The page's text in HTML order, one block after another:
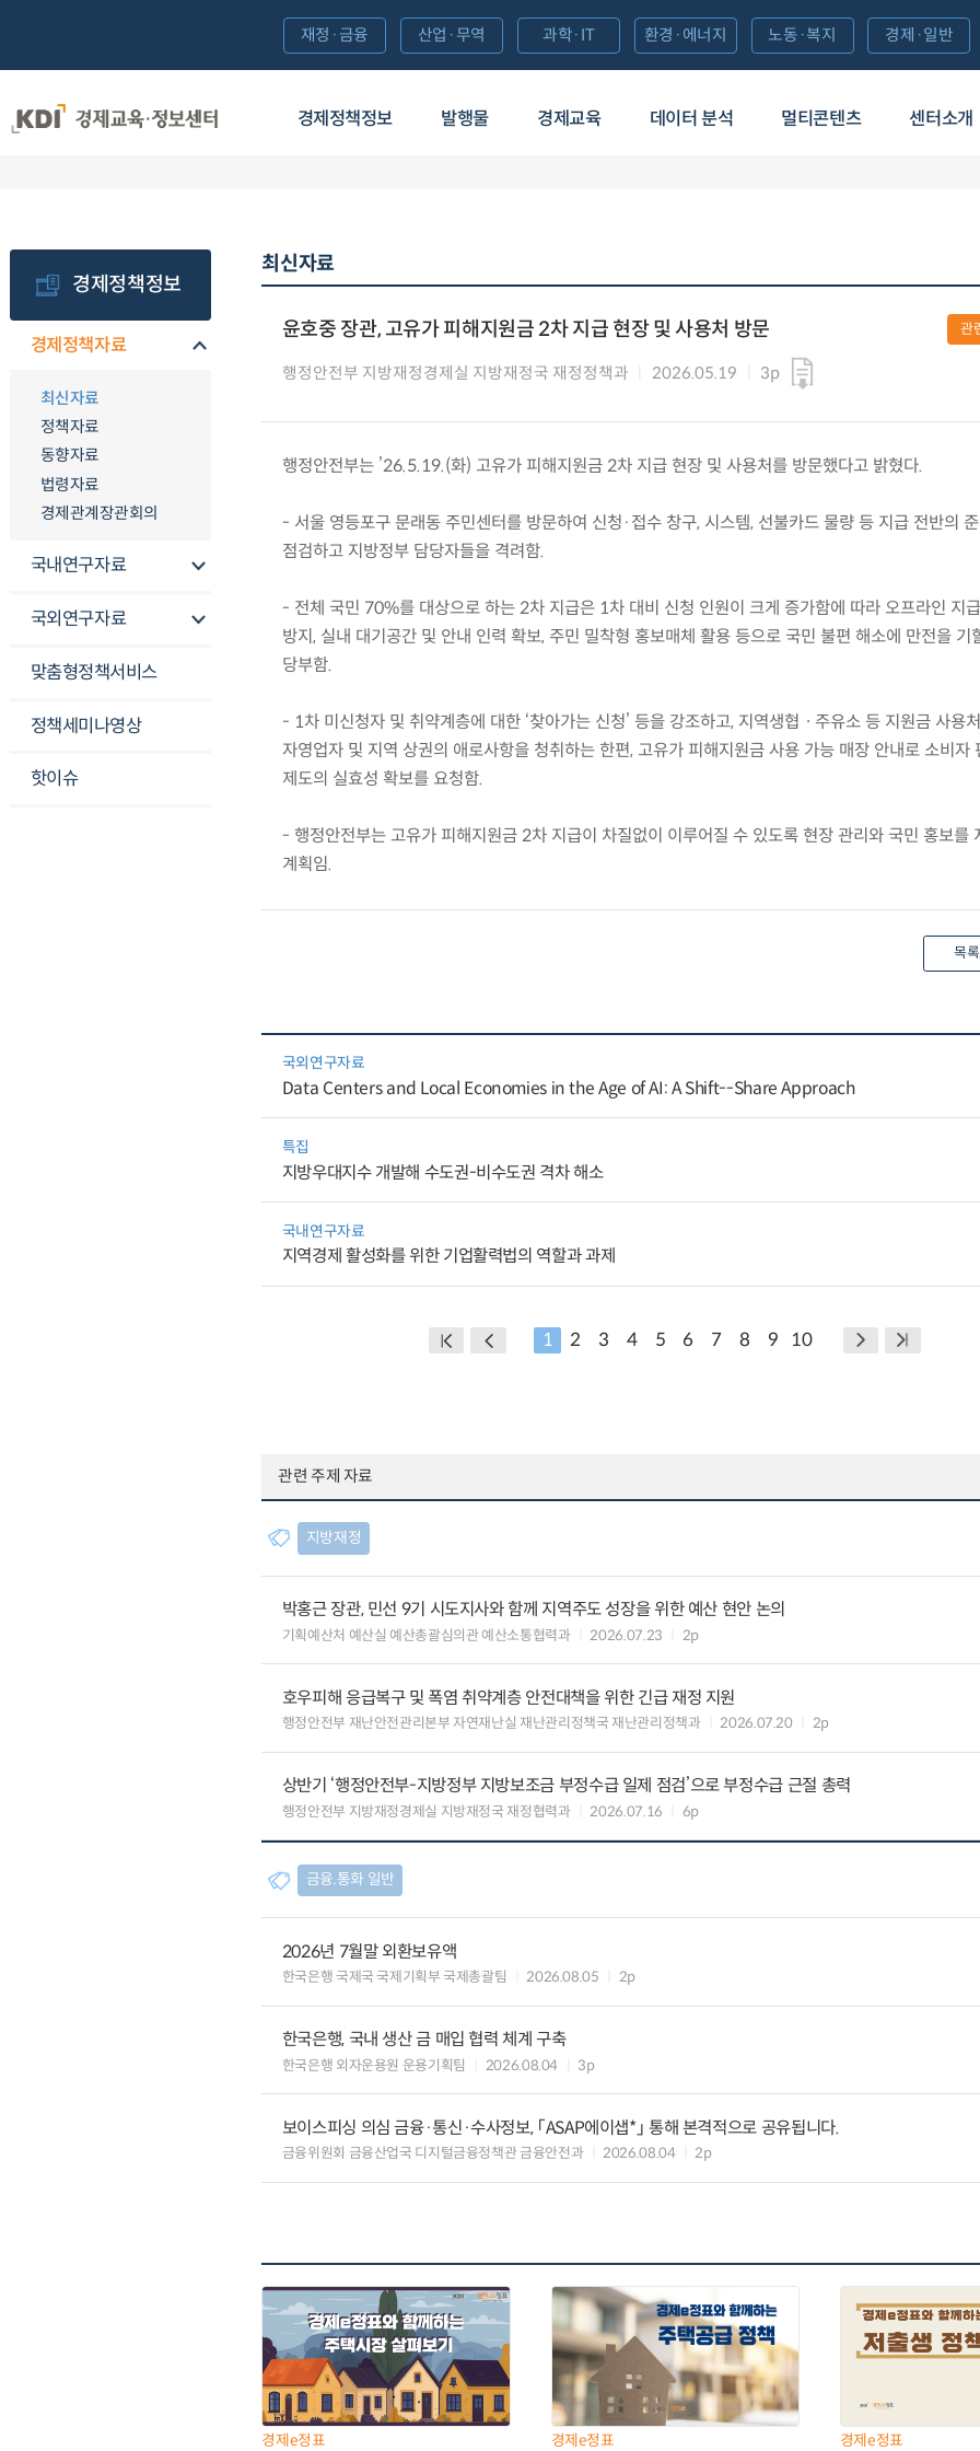
경제정책정보 발행물 경제교육 데이터 분석 멀티콘텐츠 센터소개
재정·금융 산업·무역 과학·IT 환경·에너지 노동·복지 경제·일반
경제정책정보
경제정책자료
최신자료
정책자료
동향자료
법령자료
경제관계장관회의
국내연구자료
국외연구자료
맞춤형정책서비스
정책세미나영상
핫이슈
최신자료
윤호중 장관, 고유가 피해지원금 2차 지급 현장 및 사용처 방문
행정안전부 지방재정경제실 지방재정국 재정정책과 2026.05.19 3p
관
행정안전부는 ’26.5.19.(화) 고유가 피해지원금 2차 지급 현장 및 사용처를 방문했다고 밝혔다.
- 서울 영등포구 문래동 주민센터를 방문하여 신청·접수 창구, 시스템, 선불카드 물량 등 지급 전반의
점검하고 지방정부 담당자들을 격려함.
- 전체 국민 70%를 대상으로 하는 2차 지급은 1차 대비 신청 인원이 크게 증가함에 따라 오프라인 지
방지, 실내 대기공간 및 안내 인력 확보, 주민 밀착형 홍보매체 활용 등으로 국민 불편 해소에 만전을 기
당부함.
- 1차 미신청자 및 취약계층에 대한 ‘찾아가는 신청’ 등을 강조하고, 지역생협ㆍ주유소 등 지원금 사용
자영업자 및 지역 상권의 애로사항을 청취하는 한편, 고유가 피해지원금 사용 가능 매장 안내로 소비자
제도의 실효성 확보를 요청함.
- 행정안전부는 고유가 피해지원금 2차 지급이 차질없이 이루어질 수 있도록 현장 관리와 국민 홍보를
계획임.
목록
국외연구자료
Data Centers and Local Economies in the Age of AI: A Shift--Share Approach
특집
지방우대지수 개발해 수도권-비수도권 격차 해소
국내연구자료
지역경제 활성화를 위한 기업활력법의 역할과 과제
1 2 3 4 5 6 7 8 9 10
관련 주제 자료
지방재정
박홍근 장관, 민선 9기 시도지사와 함께 지역주도 성장을 위한 예산 현안 논의
기획예산처 예산실 예산총괄심의관 예산소통협력과 2026.07.23 2p
호우피해 응급복구 및 폭염 취약계층 안전대책을 위한 긴급 재정 지원
행정안전부 재난안전관리본부 자연재난실 재난관리정책국 재난관리정책과 2026.07.20 2p
상반기 ‘행정안전부-지방정부 지방보조금 부정수급 일제 점검’으로 부정수급 근절 총력
행정안전부 지방재정경제실 지방재정국 재정협력과 2026.07.16 6p
금융.통화 일반
2026년 7월말 외환보유액
한국은행 국제국 국제기획부 국제총괄팀 2026.08.05 2p
한국은행, 국내 생산 금 매입 협력 체계 구축
한국은행 외자운용원 운용기획팀 2026.08.04 3p
보이스피싱 의심 금융·통신·수사정보, 「ASAP에이샙*」 통해 본격적으로 공유됩니다.
금융위원회 금융산업국 디지털금융정책관 금융안전과 2026.08.04 2p
경제e정표 경제e정표 경제e정표